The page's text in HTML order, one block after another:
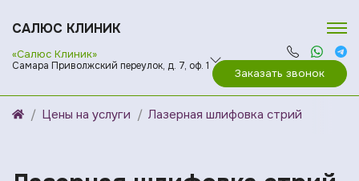
САЛЮС КЛИНИК
«Салюс Клиник»
Самара Приволжский переулок, д. 7, оф. 1
Заказать звонок
Цены на услуги Лазерная шлифовка стрий